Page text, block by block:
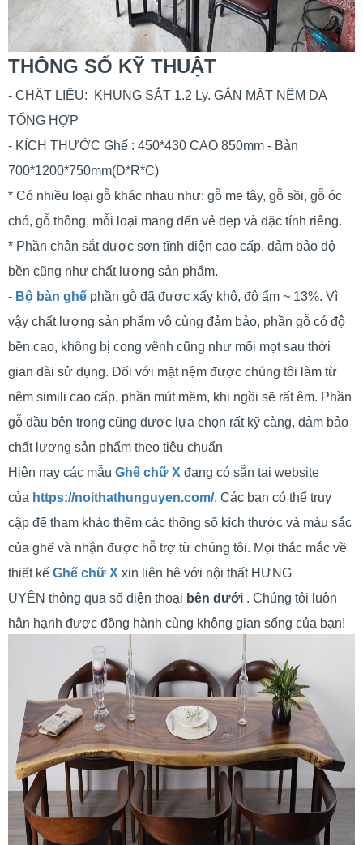
THÔNG SỐ KỸ THUẬT
- CHẤT LIỆU: KHUNG SẮT 1.2 Ly. GẮN MẶT NỆM DA
TỔNG HỢP
- KÍCH THƯỚC Ghế : 450*430 CAO 850mm - Bàn
700*1200*750mm(D*R*C)
* Có nhiều loại gỗ khác nhau như: gỗ me tây, gỗ sồi, gỗ óc
chó, gỗ thông, mỗi loại mang đến vẻ đẹp và đặc tính riêng.
* Phần chân sắt được sơn tĩnh điện cao cấp, đảm bảo độ
bền cũng như chất lượng sản phẩm.
- Bộ bàn ghế phần gỗ đã được xấy khô, độ ẩm ~ 13%. Vì
vậy chất lượng sản phẩm vô cùng đảm bảo, phần gỗ có độ
bền cao, không bị cong vênh cũng như mối mọt sau thời
gian dài sử dụng. Đối với mặt nệm được chúng tôi làm từ
nệm simili cao cấp, phần mút mềm, khi ngồi sẽ rất êm. Phần
gỗ dầu bên trong cũng được lựa chọn rất kỹ càng, đảm bảo
chất lượng sản phẩm theo tiêu chuẩn
Hiện nay các mẫu Ghế chữ X đang có sẵn tại website
của https://noithathunguyen.com/. Các bạn có thể truy
cập để tham khảo thêm các thông số kích thước và màu sắc
của ghế và nhận được hỗ trợ từ chúng tôi. Mọi thắc mắc về
thiết kế Ghế chữ X xin liên hệ với nội thất HƯNG
UYÊN thông qua số điện thoại bên dưới . Chúng tôi luôn
hân hạnh được đồng hành cùng không gian sống của bạn!